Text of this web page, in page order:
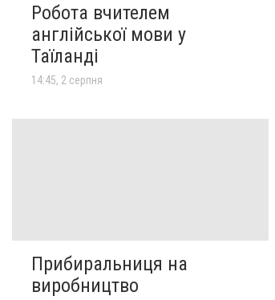
Робота вчителем
англійської мови у
Таїланді
14:45, 2 серпня
Прибиральниця на
виробництво